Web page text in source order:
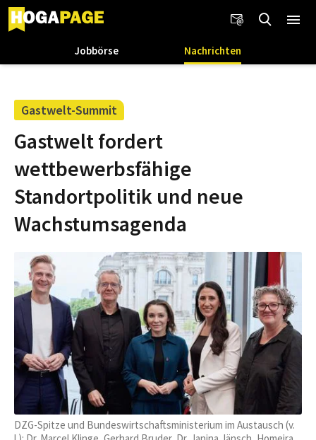
Jobbörse Nachrichten
Gastwelt-Summit
Gastwelt fordert
wettbewerbsfähige
Standortpolitik und neue
Wachstumsagenda
DZG-Spitze und Bundeswirtschaftsministerium im Austausch (v.